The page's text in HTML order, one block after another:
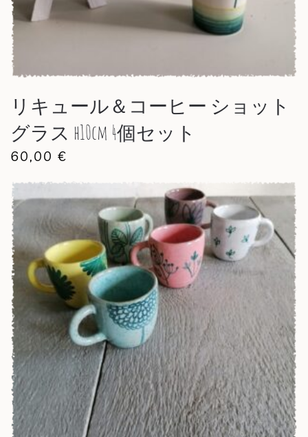
リキュール＆コーヒー ショット
グラス h10cm 4個セット
60,00 €